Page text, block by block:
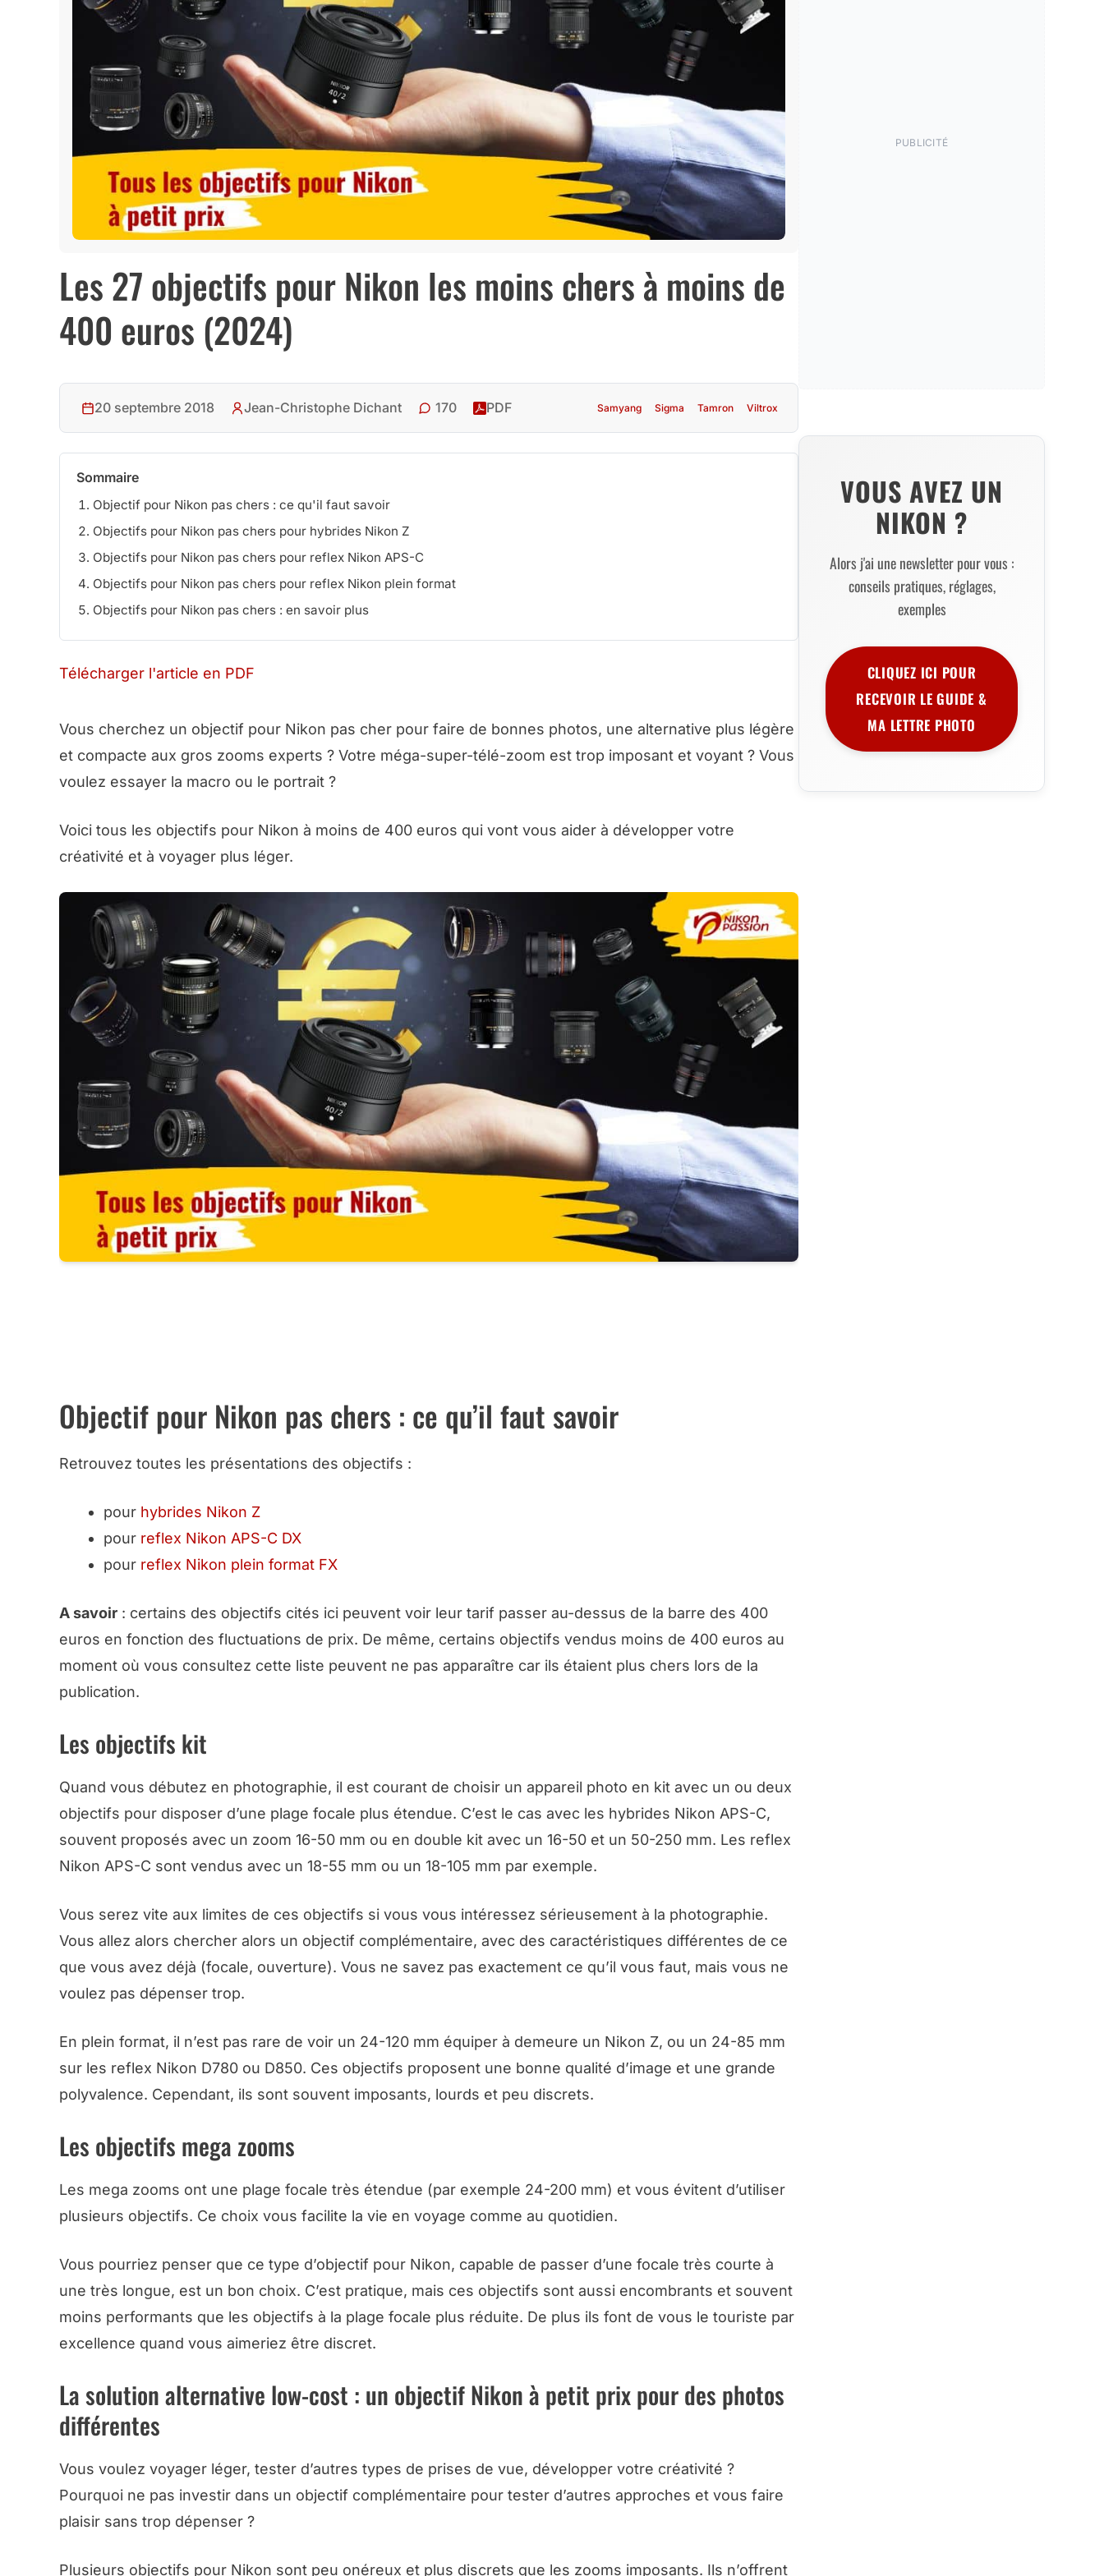
Les 27 objectifs pour Nikon les moins chers à moins de
400 euros (2024)
20 septembre 2018 Jean-Christophe Dichant 170 PDF Samyang Sigma Tamron Viltrox
Sommaire
Objectif pour Nikon pas chers : ce qu'il faut savoir
Objectifs pour Nikon pas chers pour hybrides Nikon Z
Objectifs pour Nikon pas chers pour reflex Nikon APS-C
Objectifs pour Nikon pas chers pour reflex Nikon plein format
Objectifs pour Nikon pas chers : en savoir plus
Télécharger l'article en PDF
Vous cherchez un objectif pour Nikon pas cher pour faire de bonnes photos, une alternative plus légère
et compacte aux gros zooms experts ? Votre méga-super-télé-zoom est trop imposant et voyant ? Vous
voulez essayer la macro ou le portrait ?
Voici tous les objectifs pour Nikon à moins de 400 euros qui vont vous aider à développer votre
créativité et à voyager plus léger.
Objectif pour Nikon pas chers : ce qu’il faut savoir
Retrouvez toutes les présentations des objectifs :
pour hybrides Nikon Z
pour reflex Nikon APS-C DX
pour reflex Nikon plein format FX
A savoir : certains des objectifs cités ici peuvent voir leur tarif passer au-dessus de la barre des 400
euros en fonction des fluctuations de prix. De même, certains objectifs vendus moins de 400 euros au
moment où vous consultez cette liste peuvent ne pas apparaître car ils étaient plus chers lors de la
publication.
Les objectifs kit
Quand vous débutez en photographie, il est courant de choisir un appareil photo en kit avec un ou deux
objectifs pour disposer d’une plage focale plus étendue. C’est le cas avec les hybrides Nikon APS-C,
souvent proposés avec un zoom 16-50 mm ou en double kit avec un 16-50 et un 50-250 mm. Les reflex
Nikon APS-C sont vendus avec un 18-55 mm ou un 18-105 mm par exemple.
Vous serez vite aux limites de ces objectifs si vous vous intéressez sérieusement à la photographie.
Vous allez alors chercher alors un objectif complémentaire, avec des caractéristiques différentes de ce
que vous avez déjà (focale, ouverture). Vous ne savez pas exactement ce qu’il vous faut, mais vous ne
voulez pas dépenser trop.
En plein format, il n’est pas rare de voir un 24-120 mm équiper à demeure un Nikon Z, ou un 24-85 mm
sur les reflex Nikon D780 ou D850. Ces objectifs proposent une bonne qualité d’image et une grande
polyvalence. Cependant, ils sont souvent imposants, lourds et peu discrets.
Les objectifs mega zooms
Les mega zooms ont une plage focale très étendue (par exemple 24-200 mm) et vous évitent d’utiliser
plusieurs objectifs. Ce choix vous facilite la vie en voyage comme au quotidien.
Vous pourriez penser que ce type d’objectif pour Nikon, capable de passer d’une focale très courte à
une très longue, est un bon choix. C’est pratique, mais ces objectifs sont aussi encombrants et souvent
moins performants que les objectifs à la plage focale plus réduite. De plus ils font de vous le touriste par
excellence quand vous aimeriez être discret.
La solution alternative low-cost : un objectif Nikon à petit prix pour des photos
différentes
Vous voulez voyager léger, tester d’autres types de prises de vue, développer votre créativité ?
Pourquoi ne pas investir dans un objectif complémentaire pour tester d’autres approches et vous faire
plaisir sans trop dépenser ?
Plusieurs objectifs pour Nikon sont peu onéreux et plus discrets que les zooms imposants. Ils n’offrent
PUBLICITÉ
VOUS AVEZ UN
NIKON ?
Alors j'ai une newsletter pour vous :
conseils pratiques, réglages,
exemples
CLIQUEZ ICI POUR
RECEVOIR LE GUIDE &
MA LETTRE PHOTO